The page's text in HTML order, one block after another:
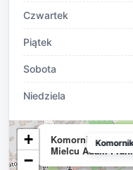
Czwartek
Piątek
Sobota
Niedziela
Komornik
Mielcu Adam
+
−